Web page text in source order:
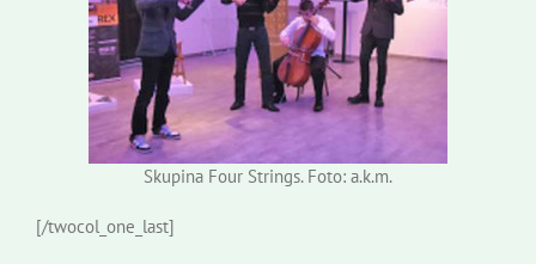
Skupina Four Strings. Foto: a.k.m.
[/twocol_one_last]